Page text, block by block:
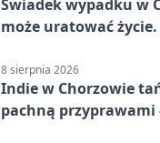
Świadek wypadku w
może uratować życie.
8 sierpnia 2026
Indie w Chorzowie
pachną przyprawami